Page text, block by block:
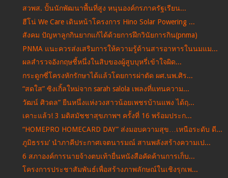
สวพส. ปั้นนักพัฒนาพื้นที่สูง หนุนองค์กรภาครัฐเรียน...
ฮีโน่ We Care เดินหน้าโครงการ Hino Solar Powering ...
สังคม ปัญหาลูกกินยากแก้ได้ด้วยการฝึกวินัยการกิน(pnma)
PNMA แนะควรส่งเสริมการให้ความรู้ด้านสารอาหารในนมแม...
ผลสำรวจอังกฤษชี้หนึ่งในสิบของผู้สูบบุหรี่เข้าใจผิด...
กระดูกซี่โครงหักรักษาได้แล้วโดยการผ่าตัด ผศ.นพ.ศิร...
“สดใส” ซิงเกิ้ลใหม่จาก sarah salola เพลงที่แทนความ...
วัฒน์ ศิวดล” ยืนหนึ่งแห่งวงสาวน้อยเพชรบ้านแพง ได้ฤ...
เคาะแล้ว! 3 มติสมัชชาสุขภาพฯ ครั้งที่ 16 พร้อมประก...
“HOMEPRO HOMECARD DAY” ส่งมอบความสุข…เหนือระดับ ดี...
ภูมิธรรม’ นำภาคีประกาศเจตนารมณ์ สานพลังสร้างความเป...
6 สภาองค์การนายจ้างตบเท้ายื่นหนังสือคัดค้านการเก็บ...
โครงการประชาสัมพันธ์เพื่อสร้างภาพลักษณ์ในเชิงรุกเพ...